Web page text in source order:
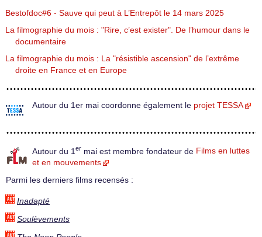
Bestofdoc#6 - Sauve qui peut à L’Entrepôt le 14 mars 2025
La filmographie du mois : "Rire, c’est exister". De l’humour dans le
documentaire
La filmographie du mois : La "résistible ascension" de l’extrême
droite en France et en Europe
Autour du 1er mai coordonne également le projet TESSA
Autour du 1 er mai est membre fondateur de Films en luttes
et en mouvements
Parmi les derniers films recensés :
Inadapté
Soulèvements